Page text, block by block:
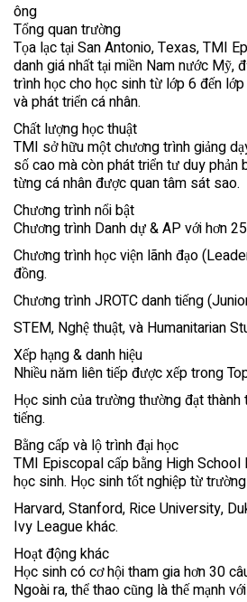
ông
Tổng quan trường
Tọa lạc tại San Antonio, Texas, TMI
danh giá nhất tại miền Nam nước
trình học cho học sinh từ lớp 6 đến
và phát triển cá nhân.
Chất lượng học thuật
TMI sở hữu một chương trình giảng
số cao mà còn phát triển tư duy phản
từng cá nhân được quan tâm sát sao.
Chương trình nổi bật
Chương trình Danh dự & AP với hơn
Chương trình học viện lãnh đạo
đồng.
Chương trình JROTC danh tiếng
STEM, Nghệ thuật, và Humanitarian
Xếp hạng & danh hiệu
Nhiều năm liên tiếp được xếp trong
Học sinh của trường thường đạt
tiếng.
Bằng cấp và lộ trình đại học
TMI Episcopal cấp bằng High
học sinh. Học sinh tốt nghiệp từ
Harvard, Stanford, Rice University,
Ivy League khác.
Hoạt động khác
Học sinh có cơ hội tham gia hơn 30
Ngoài ra, thể thao cũng là thế mạnh